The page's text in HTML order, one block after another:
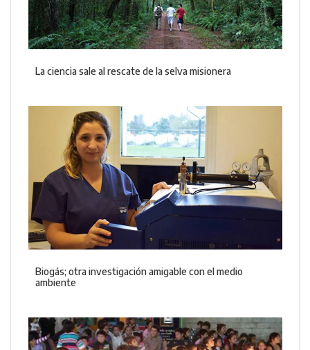
La ciencia sale al rescate de la selva misionera
Biogás; otra investigación amigable con el medio
ambiente